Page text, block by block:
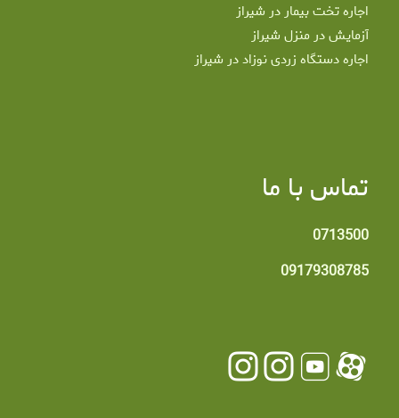
اجاره تخت بیمار در شیراز
آزمایش در منزل شیراز
اجاره دستگاه زردی نوزاد در شیراز
تماس با ما
0713500
09179308785